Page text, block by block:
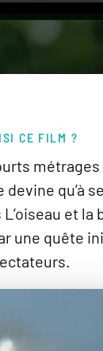
CE FILM ?
devine
L’oiseau et
une quête